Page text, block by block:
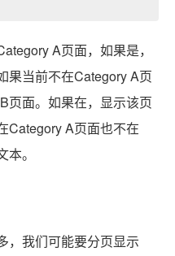
A页面，如果是，
果当前不在Category A页
页面。如果在，显示该页
Category A页面也不在
。
，我们可能要分页显示